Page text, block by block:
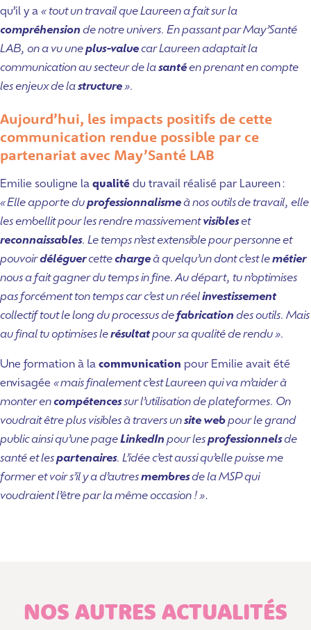
qu’il y a « tout un travail que Laureen a fait sur la
compréhension de notre univers. En passant par May’Santé
LAB, on a vu uneplus-valuecar Laureen adaptait la
communication au secteur de lasantéen prenant en compte
les enjeux de lastructure».
Aujourd’hui, les impacts positifs de cette
communication rendue possible par ce
partenariat avec May’Santé LAB
Emilie souligne la qualité du travail réalisé par Laureen :
« Elle apporte duprofessionnalismeà nos outils de travail, elle
les embellit pour les rendre massivementvisibleset
reconnaissables. Le temps n’est extensible pour personne et
pouvoirdéléguercettechargeà quelqu’un dont c’est lemétier
nous a fait gagner du temps in fine. Au départ, tu n’optimises
pas forcément ton temps car c’est un réelinvestissement
collectif tout le long du processus defabrication des outils. Mais
au final tu optimises lerésultatpour sa qualité de rendu ».
Une formation à la communication pour Emilie avait été
envisagée « mais finalement c’est Laureen qui va m’aider à
monter encompétencessur l’utilisation de plateformes. On
voudrait être plus visibles à travers unsite webpour le grand
public ainsi qu’une pageLinkedIn pour lesprofessionnelsde
santé et lespartenaires. L’idée c’est aussi qu’elle puisse me
former et voir s’il y a d’autresmembresde la MSP qui
voudraient l’être par la même occasion ! ».
NOS AUTRES ACTUALITÉS